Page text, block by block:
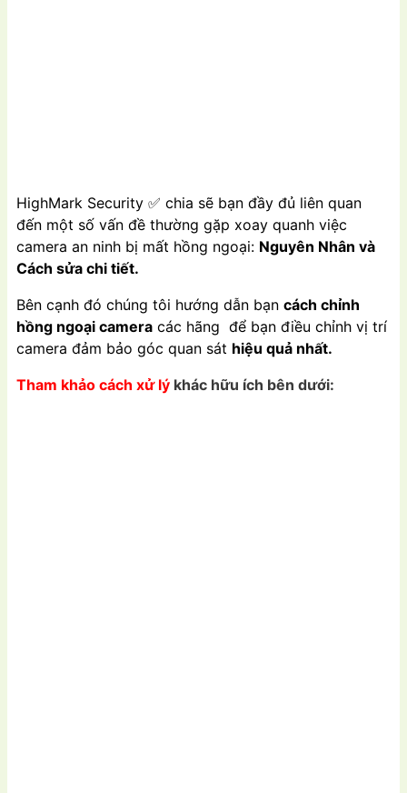
HighMark Security ✅ chia sẽ bạn đầy đủ liên quan
đến một số vấn đề thường gặp xoay quanh việc
camera an ninh bị mất hồng ngoại: Nguyên Nhân và
Cách sửa chi tiết.
Bên cạnh đó chúng tôi hướng dẫn bạn cách chỉnh
hồng ngoại camera các hãng để bạn điều chỉnh vị trí
camera đảm bảo góc quan sát hiệu quả nhất.
Tham khảo cách xử lý khác hữu ích bên dưới: